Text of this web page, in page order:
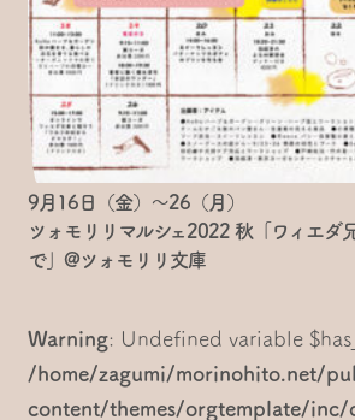
9月16日（金）～26（月）
ツォモリリマルシェ2022 秋「ワィエダ
で」@ツォモリリ文庫
Warning: Undefined variable
/home/zagumi/morinohito.net/
content/themes/orgtemplate/inc/